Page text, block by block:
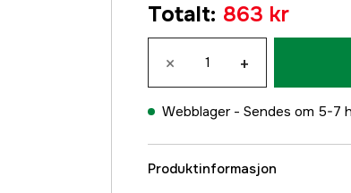
Totalt: 863 kr
× +
Webblager - Sendes om 5-7
Produktinformasjon